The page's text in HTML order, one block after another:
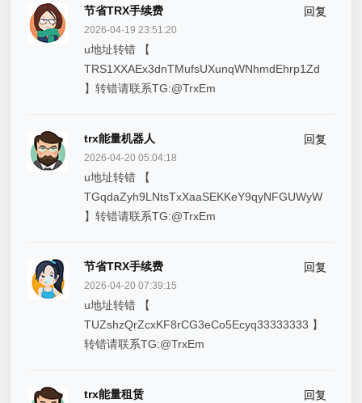
节省TRX手续费 回复
2026-04-19 23:51:20
u地址转错 【
TRS1XXAEx3dnTMufsUXunqWNhmdEhrp1Zd
】转错请联系TG:@TrxEm
trx能量机器人 回复
2026-04-20 05:04:18
u地址转错 【
TGqdaZyh9LNtsTxXaaSEKKeY9qyNFGUWyW
】转错请联系TG:@TrxEm
节省TRX手续费 回复
2026-04-20 07:39:15
u地址转错 【
TUZshzQrZcxKF8rCG3eCo5Ecyq33333333 】
转错请联系TG:@TrxEm
trx能量租赁 回复